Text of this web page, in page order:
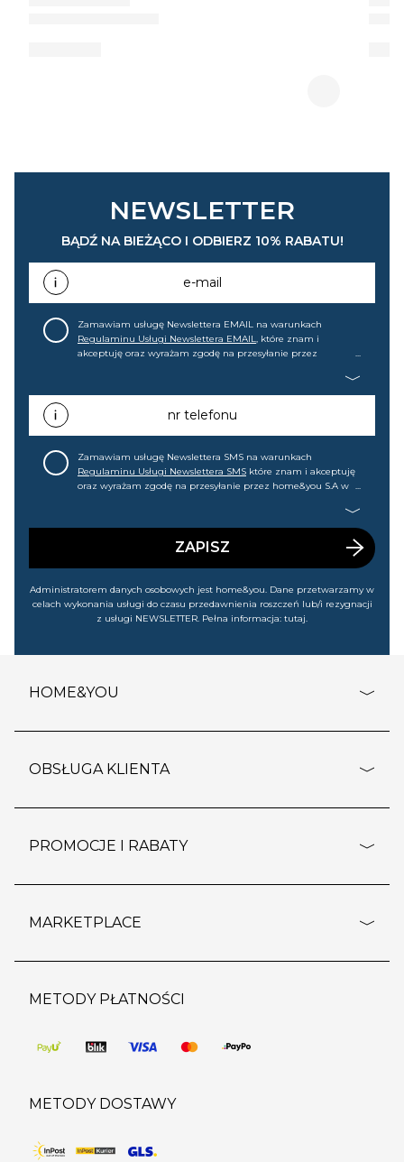
NEWSLETTER
BĄDŹ NA BIEŻĄCO I ODBIERZ 10% RABATU!
e-mail
Zamawiam usługę Newslettera EMAIL na warunkach
Regulaminu Usługi Newslettera EMAIL, które znam i
akceptuję oraz wyrażam zgodę na przesyłanie przez
promocjach, wyprzedażach). Wiem, że mogę tę zgodę w
każdej chwili cofnąć.nr telefonu
Zamawiam usługę Newslettera SMS na warunkach
Regulaminu Usługi Newslettera SMS które znam i akceptuję
oraz wyrażam zgodę na przesyłanie przez home&you S.A w
wyprzedażach). Wiem, że mogę tę zgodę w każdej chwili
ZAPISZ
Administratorem danych osobowych jest home&you. Dane przetwarzamy w
celach wykonania usługi do czasu przedawnienia roszczeń lub/i rezygnacji
z usługi NEWSLETTER. Pełna informacja: tutaj.
HOME&YOU
o firmie
polityka prywatności
kontakt
OBSŁUGA KLIENTA
dostawy i płatność
wypis z subskrypcji
regulamin sklepu
pozostałe regulaminy
PROMOCJE I RABATY
outlet
regulaminy promocji
MARKETPLACE
strefa marek
pomoc dla sprzedawców
METODY PŁATNOŚCI
METODY DOSTAWY